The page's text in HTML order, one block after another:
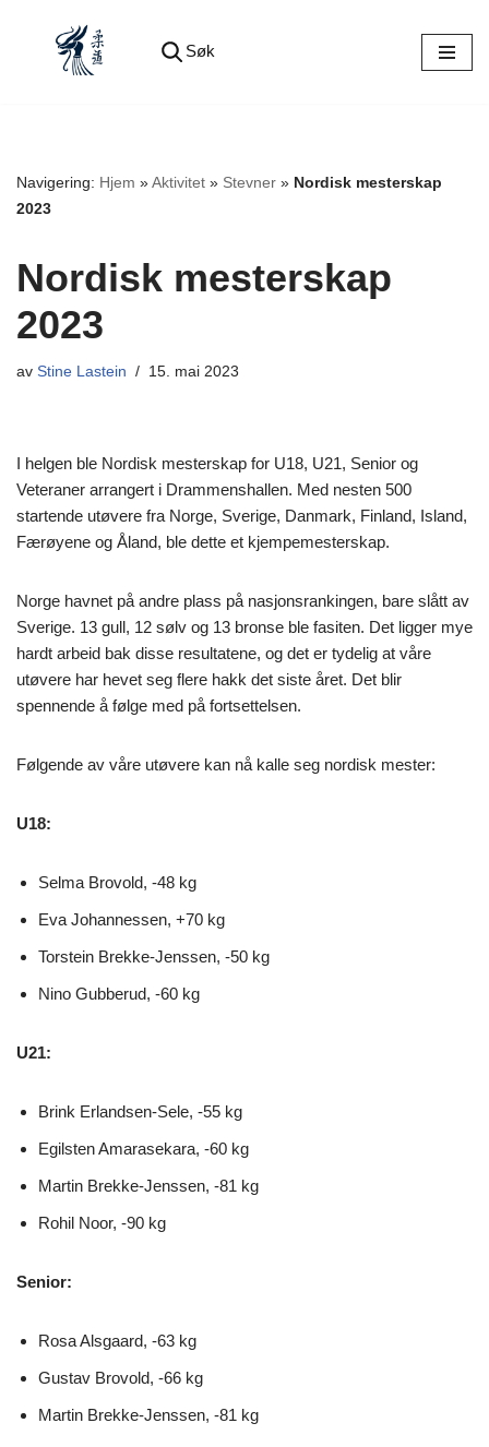
Søk
Navigering: Hjem »Aktivitet » Stevner » Nordisk mesterskap
2023
Nordisk mesterskap
2023
av Stine Lastein 15. mai 2023
I helgen ble Nordisk mesterskap for U18, U21, Senior og
Veteraner arrangert i Drammenshallen. Med nesten 500
startende utøvere fra Norge, Sverige, Danmark, Finland, Island,
Færøyene og Åland, ble dette et kjempemesterskap.
Norge havnet på andre plass på nasjonsrankingen, bare slått av
Sverige. 13 gull, 12 sølv og 13 bronse ble fasiten. Det ligger mye
hardt arbeid bak disse resultatene, og det er tydelig at våre
utøvere har hevet seg flere hakk det siste året. Det blir
spennende å følge med på fortsettelsen.
Følgende av våre utøvere kan nå kalle seg nordisk mester:
U18:
Selma Brovold, -48 kg
Eva Johannessen, +70 kg
Torstein Brekke-Jenssen, -50 kg
Nino Gubberud, -60 kg
U21:
Brink Erlandsen-Sele, -55 kg
Egilsten Amarasekara, -60 kg
Martin Brekke-Jenssen, -81 kg
Rohil Noor, -90 kg
Senior:
Rosa Alsgaard, -63 kg
Gustav Brovold, -66 kg
Martin Brekke-Jenssen, -81 kg